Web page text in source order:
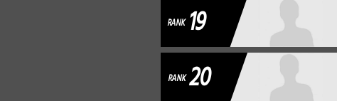
RANK 19
RANK 20